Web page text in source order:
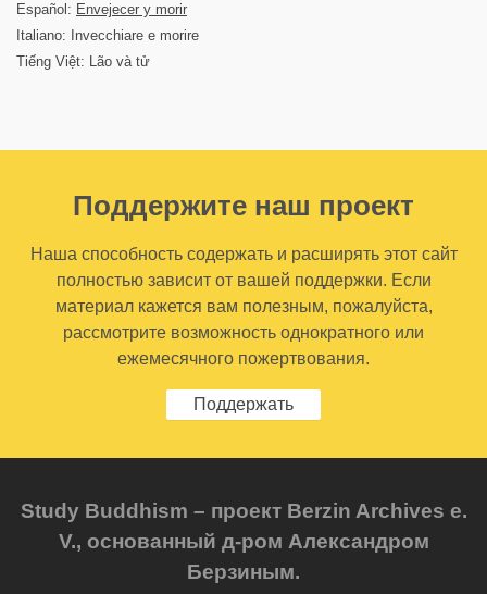
Español: Envejecer y morir
Italiano: Invecchiare e morire
Tiếng Việt: Lão và tử
Поддержите наш проект
Наша способность содержать и расширять этот сайт
полностью зависит от вашей поддержки. Если
материал кажется вам полезным, пожалуйста,
рассмотрите возможность однократного или
ежемесячного пожертвования.
Поддержать
Study Buddhism – проект Berzin Archives e.
V., основанный д-ром Александром
Берзиным.